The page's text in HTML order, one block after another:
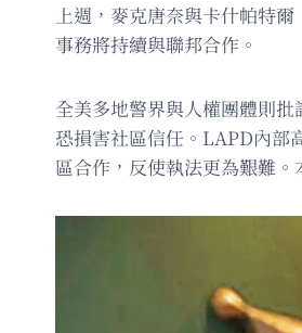
上週，麥克唐奈與卡什帕特
事務將持續與聯邦合作。
全美多地警界與人權團體則
恐損害社區信任。LAPD內部
區合作，反使執法更為艱難。